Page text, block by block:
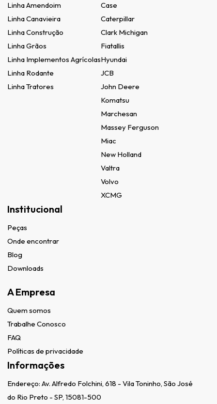
Linha Amendoim
Linha Canavieira
Linha Construção
Linha Grãos
Linha Implementos Agrícolas
Linha Rodante
Linha Tratores
Case
Caterpillar
Clark Michigan
Fiatallis
Hyundai
JCB
John Deere
Komatsu
Marchesan
Massey Ferguson
Miac
New Holland
Valtra
Volvo
XCMG
Institucional
Peças
Onde encontrar
Blog
Downloads
A Empresa
Quem somos
Trabalhe Conosco
FAQ
Políticas de privacidade
Informações
Endereço: Av. Alfredo Folchini, 618 - Vila Toninho, São José
do Rio Preto - SP, 15081-500